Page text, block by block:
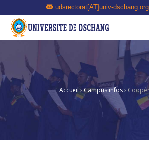
udsrectorat[AT]univ-dschang.org
Accueil›Campus infos›